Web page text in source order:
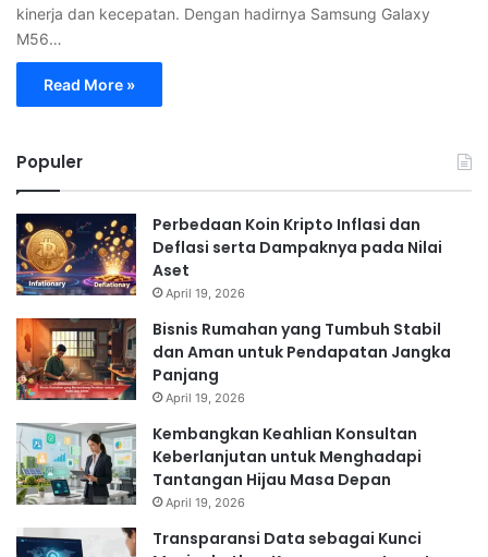
kinerja dan kecepatan. Dengan hadirnya Samsung Galaxy
M56…
Read More »
Populer
Perbedaan Koin Kripto Inflasi dan
Deflasi serta Dampaknya pada Nilai
Aset
April 19, 2026
Bisnis Rumahan yang Tumbuh Stabil
dan Aman untuk Pendapatan Jangka
Panjang
April 19, 2026
Kembangkan Keahlian Konsultan
Keberlanjutan untuk Menghadapi
Tantangan Hijau Masa Depan
April 19, 2026
Transparansi Data sebagai Kunci